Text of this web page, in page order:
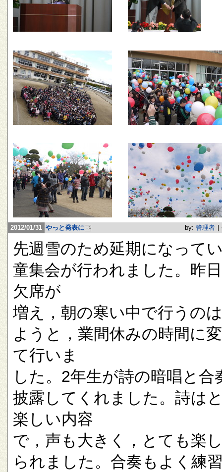
2012/01/31 やっと発表に by: 管理者
先週雪のため延期になって
童集会が行われました。昨
欠席が
増え，朝の寒い中で行うの
ようと，業間休みの時間に
て行いま
した。2年生が詩の暗唱と合
披露してくれました。詩は
楽しい内容
で，声も大きく，とても楽
られました。合奏もよく練